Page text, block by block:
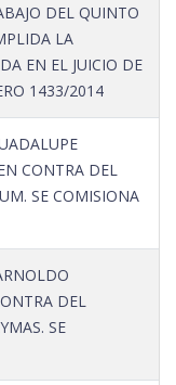
DEL QUINTO
LA
EN EL JUICIO DE
1433/2014
CONTRA DEL
SE COMISIONA
DEL
SE